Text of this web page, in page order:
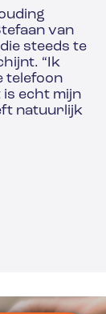
van
steeds te
“Ik
telefoon
echt mijn
natuurlijk